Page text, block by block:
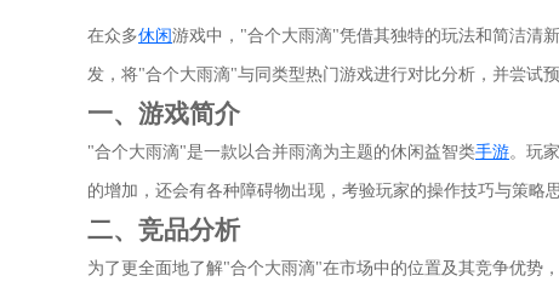
在众多休闲游戏中，"合个大雨滴"凭借其独特的玩法和简洁清
发，将"合个大雨滴"与同类型热门游戏进行对比分析，并尝试
一、游戏简介
"合个大雨滴"是一款以合并雨滴为主题的休闲益智类手游。玩
的增加，还会有各种障碍物出现，考验玩家的操作技巧与策略思
二、竞品分析
为了更全面地了解"合个大雨滴"在市场中的位置及其竞争优